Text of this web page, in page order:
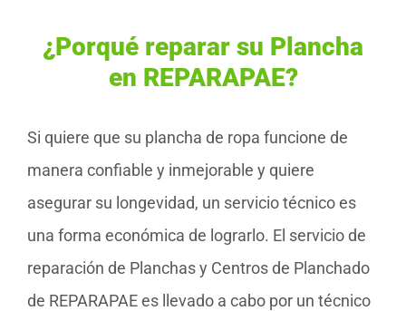
¿Porqué reparar su Plancha
en REPARAPAE?
Si quiere que su plancha de ropa funcione de
manera confiable y inmejorable y quiere
asegurar su longevidad, un servicio técnico es
una forma económica de lograrlo. El servicio de
reparación de Planchas y Centros de Planchado
de REPARAPAE es llevado a cabo por un técnico